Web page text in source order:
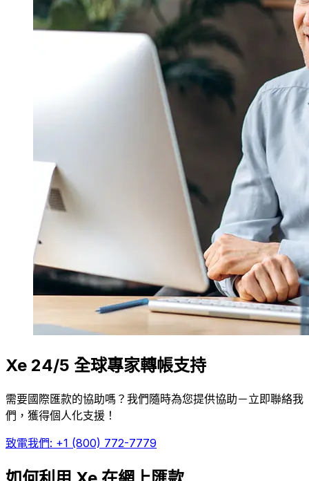
Xe 24/5 全球專家轉帳支持
需要國際匯款的協助嗎？我們隨時為您提供協助－立即聯絡我
們，獲得個人化支援！
致電我們: +1 (800) 772-7779